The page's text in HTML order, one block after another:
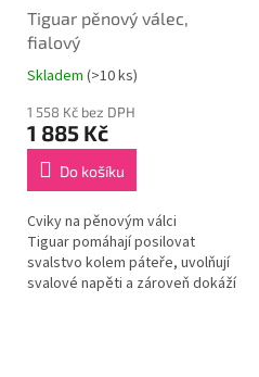
Tiguar pěnový válec,
fialový
Průměrné
produktu
je
5,0
hvězdiček.
Skladem (>10 ks)
1 558 Kč bez DPH
1 885 Kč
Do košíku
Cviky na pěnovým válci
Tiguar pomáhají posilovat
svalstvo kolem páteře, uvolňují
svalové napěti a zároveň dokáží